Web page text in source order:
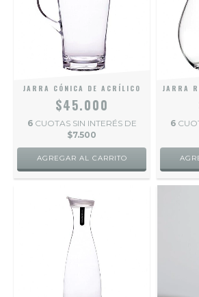
JARRA CÓNICA DE ACRÍLICO
$45.000
6 CUOTAS SIN INTERÉS DE
$7.500
JARRA
6